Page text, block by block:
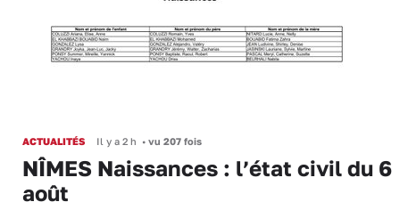
ACTUALITÉS Il y a 2 h • vu 207 fois
NÎMES Naissances : l’état civil du 6
août